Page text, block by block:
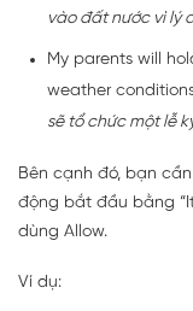
vào đất nước vì lý
My parents will
weather
sẽ tổ chức một lễ
Bên cạnh đó, bạn
động bắt đầu bằng
dùng Allow.
Ví dụ: